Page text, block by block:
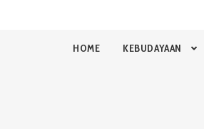
HOME KEBUDAYAAN